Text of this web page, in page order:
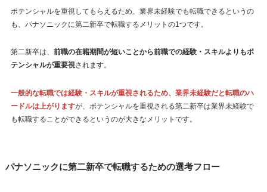
ポテンシャルを重視してもらえるため、業界未経験でも転職できるというの
も、パナソニックに第二新卒で転職するメリットの1つです。
第二新卒は、 前職の在籍期間が短いことから前職での経験・スキルよりもポ
テンシャルが重要視されます。
一般的な転職では経験・スキルが重視されるため、業界未経験だと転職のハ
ードルは上がりますが、ポテンシャルを重視される第二新卒は業界未経験で
も転職することができるというのが大きなメリットです。
パナソニックに第二新卒で転職するための選考フロー